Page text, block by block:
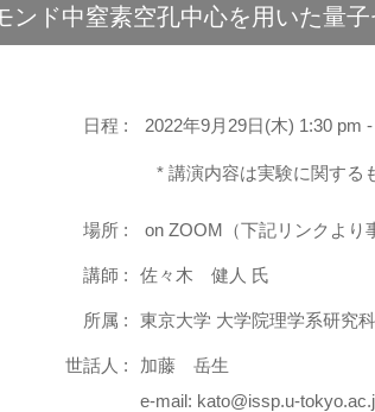
ンド中窒素空孔中心を用いた量
日程 : 2022年9月29日(木) 1:30 pm
* 講演内容は実験に関する
場所 : on ZOOM（下記リンクより
講師 : 佐々木 健人 氏
所属 : 東京大学 大学院理学系研究
世話人 :
加藤 岳生
e-mail: kato@issp.u-